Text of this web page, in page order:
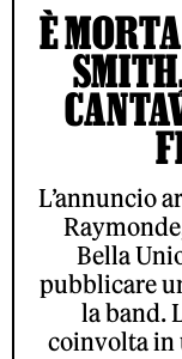
È
L’annuncio
Bella
pubblicare
la band.
coinvolta in